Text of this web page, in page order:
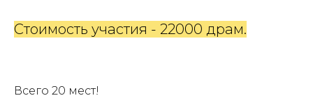
Стоимость участия - 22000 драм.
Всего 20 мест!